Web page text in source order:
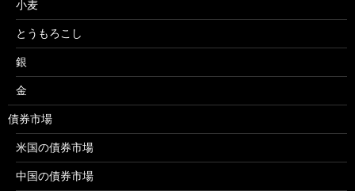
小麦
とうもろこし
銀
金
債券市場
米国の債券市場
中国の債券市場